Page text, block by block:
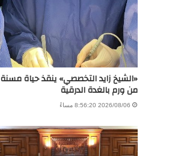
«الشيخ زايد التخصصي» ينقذ حياة مسنة
من ورم بالغدة الدرقية
2026/08/06 8:56:20 مساءً